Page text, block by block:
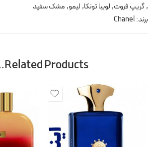
,گریپ فروت, لوبیا تونکا, لیمو, مشک سفید
برند:Chanel
Related Products…